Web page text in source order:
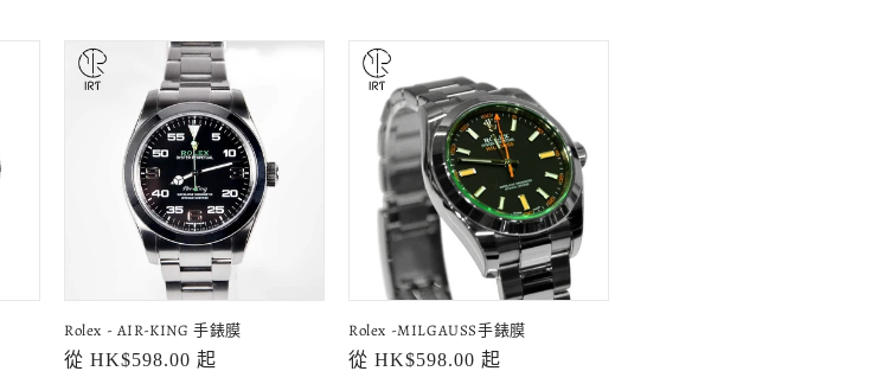
Rolex - AIR-KING 手錶膜
定
從 HK$598.00 起
Rolex -MILGAUSS手錶膜
定
從 HK$598.00 起